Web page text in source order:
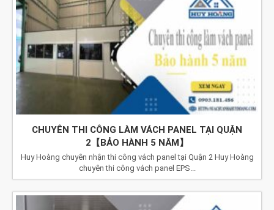
CHUYÊN THI CÔNG LÀM VÁCH PANEL TẠI QUẬN
2【BẢO HÀNH 5 NĂM】
Huy Hoàng chuyên nhận thi công vách panel tại Quận 2 Huy Hoàng
chuyên thi công vách panel EPS...